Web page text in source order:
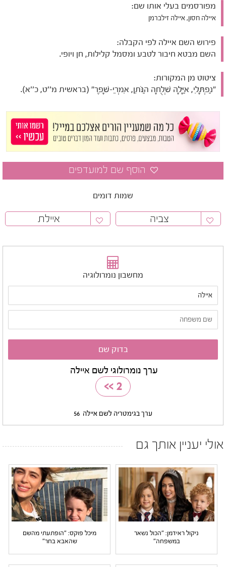
מפורסמים בעלי אותו שם:
איילה חסון, איילה זילברמן
פירוש השם איילה לפי הקבלה:
השם מבטא חיבור לטבע ומסמל קלילות, חן ויופי.
ציטוט מן המקורות:
"נַפְתָּלִי, אַיָּלָה שְׁלֻחָה הַנֹּתֵן, אִמְרֵי-שָׁפֶר" (בראשית מ''ט, כ''א).
שמות דומים
צביה איילת
מחשבון נומרולוגיה
ערך נומרולוגי לשם איילה
2
>>
ערך בגימטריה לשם איילה 56
אולי יעניין אותך גם
ניקול ראידמן: "הכול נשאר
במשפחה"
מיכל פוקס: "הופתעתי מהשם
שהאבא בחר"